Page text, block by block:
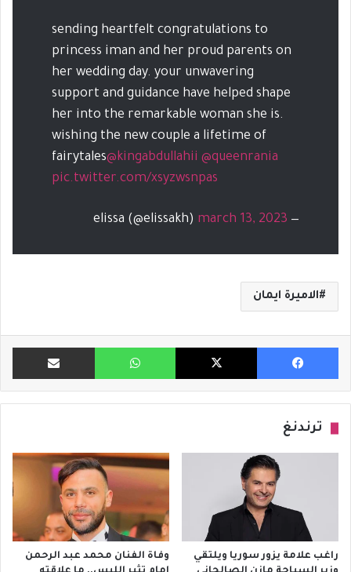
sending heartfelt congratulations to
princess iman and her proud parents on
her wedding day. your unwavering
support and guidance have helped shape
her into the remarkable woman she is.
wishing the new couple a lifetime of
fairytales@kingabdullahii @queenrania
pic.twitter.com/xsyzwsnpas
— elissa (@elissakh)
march 13, 2023
الاميرة ايمان
فيسبوك X واتساب مشاركة
ترندنغ
راغب علامة يزور سوريا ويلتقي
وفاة الفنان محمد عبد الرحمن